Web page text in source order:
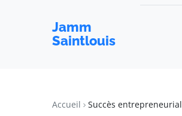
Jamm
Saintlouis
Accueil Succès entrepreneurial